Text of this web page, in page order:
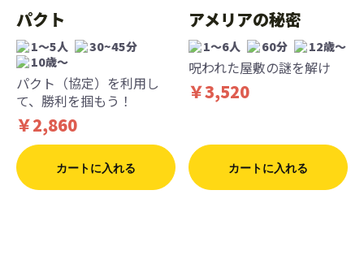
パクト
1～5人
30~45分
10歳〜
パクト（協定）を利用し
て、勝利を掴もう！
￥2,860
カートに入れる
アメリアの秘密
1〜6人 60分 12歳〜
呪われた屋敷の謎を解け
￥3,520
カートに入れる